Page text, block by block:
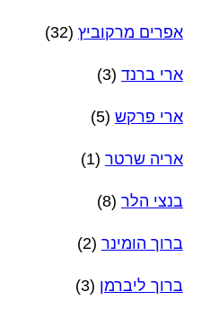
אפרים מרקוביץ (32)
ארי ברנד (3)
ארי פרקש (5)
אריה שרטר (1)
בנצי הלר (8)
ברוך הומינר (2)
ברוך ליברמן (3)